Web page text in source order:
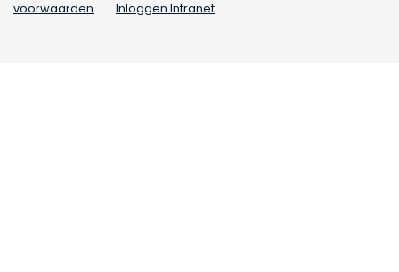
voorwaarden
Inloggen Intranet